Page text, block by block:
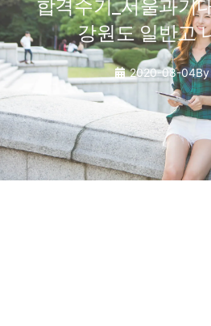
합격수기_서울과기
강원도 일반고
2020-08-04By